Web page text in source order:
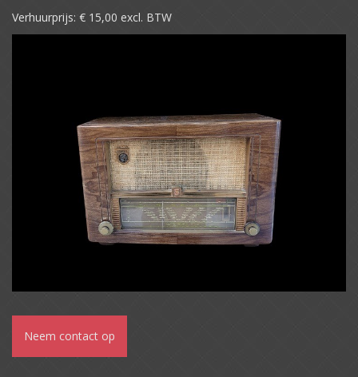
Verhuurprijs: € 15,00 excl. BTW
Neem contact op